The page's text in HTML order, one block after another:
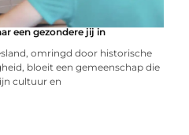
een gezondere jij in
omringd door historische
bloeit een gemeenschap die
cultuur en